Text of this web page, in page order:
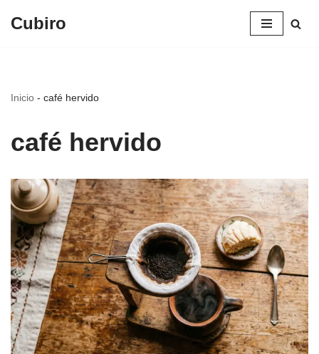
Cubiro
Inicio - café hervido
café hervido